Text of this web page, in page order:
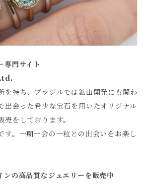
専門サイト
持ち、ブラジルでは鉱山開発にも関わ
出会った希少な宝石を用いたオリジナル
をしております。
。一期一会の一粒との出会いをお楽し
ンの高品質なジュエリーを販売中